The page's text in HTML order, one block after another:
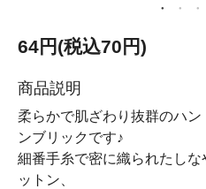
64円(税込70円)
商品説明
柔らかで肌ざわり抜群のハ
ンブリックです♪
細番手糸で密に織られたし
ットン、